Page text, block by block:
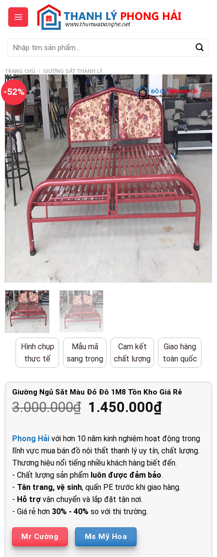
Skip
content
kiếm:
TRANG CHỦ / GIƯỜNG SẮT THANH LÝ
-52%
Hình chụp
thực tế
Mẫu mã
sang trọng
Cam kết
chất lượng
Giao hàng
toàn quốc
Giường Ngủ Sắt Màu Đỏ Đô 1M8 Tồn Kho Giá Rẻ
3.000.000₫ Giá
là:
3.000.000₫.
1.450.000₫Giá
tại
là:
Phong Hảivới hơn 10 năm kinh nghiệm hoạt động trong
lĩnh vực mua bán đồ nội thất thanh lý uy tín, chất lượng.
Thương hiệu nổi tiếng nhiều khách hàng biết đến.
- Chất lượng sản phẩm luôn được đảm bảo.
- Tân trang, vệ sinh, quấn PE trước khi giao hàng.
- Hỗ trợvận chuyển và lắp đặt tận nơi.
- Giá rẻ hơn 30% - 40% so với thị trường.
Mr Cường Ms Mỹ Hoa